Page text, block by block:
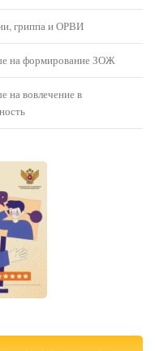
гриппа и ОРВИ
на формирование ЗОЖ
на вовлечение в